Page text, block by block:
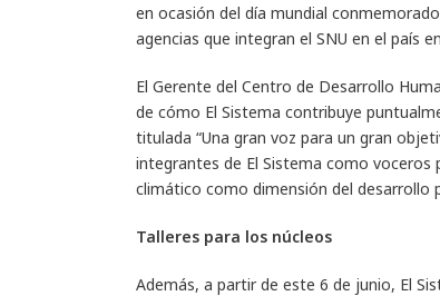
en ocasión del día mundial
agencias que integran el SNU en el país
El Gerente del Centro de Desarrollo
de cómo El Sistema contribuye
titulada “Una gran voz para un gran
integrantes de El Sistema como
climático como dimensión del desarrollo
Talleres para los núcleos
Además, a partir de este 6 de junio, El